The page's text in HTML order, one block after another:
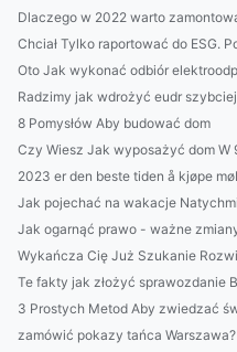
Dlaczego w 2022 warto
Chciał Tylko raportować do ESG.
Oto Jak wykonać odbiór
Radzimy jak wdrożyć eudr szybciej
8 Pomysłów Aby budować dom
Czy Wiesz Jak wyposażyć dom W
2023 er den beste tiden å kjøpe
Jak pojechać na wakacje
Jak ogarnąć prawo - ważne
Wykańcza Cię Już Szukanie
Te fakty jak złożyć sprawozdanie
3 Prostych Metod Aby zwiedzać
zamówić pokazy tańca